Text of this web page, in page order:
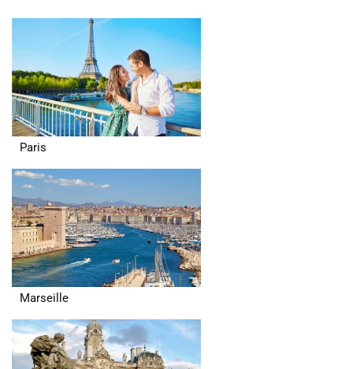
Paris
Marseille